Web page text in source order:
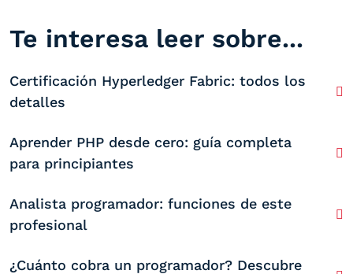
Te interesa leer sobre...
Certificación Hyperledger Fabric: todos los
detalles
Aprender PHP desde cero: guía completa
para principiantes
Analista programador: funciones de este
profesional
¿Cuánto cobra un programador? Descubre